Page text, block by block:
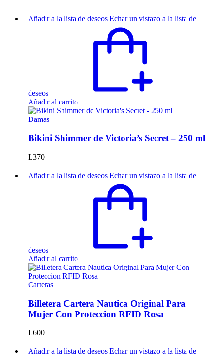
Añadir a la lista de deseos Echar un vistazo a la lista de
deseos
Añadir al carrito
Damas
Bikini Shimmer de Victoria’s Secret – 250 ml
L370
Añadir a la lista de deseos Echar un vistazo a la lista de
deseos
Añadir al carrito
Carteras
Billetera Cartera Nautica Original Para
Mujer Con Proteccion RFID Rosa
L600
Añadir a la lista de deseos Echar un vistazo a la lista de